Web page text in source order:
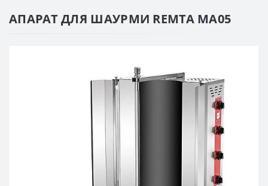
АПАРАТ ДЛЯ ШАУРМИ REMTA MА05